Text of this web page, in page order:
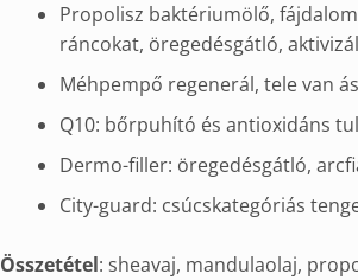
Propolisz baktériumölő,
ráncokat, öregedésgátló,
Méhpempő regenerál, tele van
Q10: bőrpuhító és antioxidáns
Dermo-filler: öregedésgátló,
City-guard: csúcskategóriás
Összetétel: sheavaj, mandulaolaj,